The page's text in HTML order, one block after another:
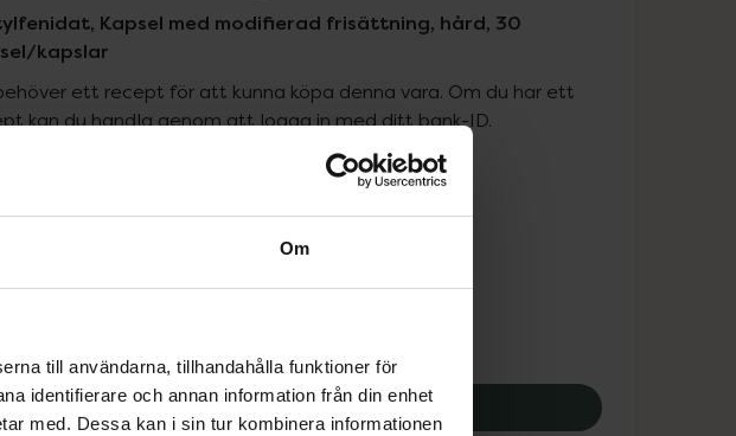
Om
till användarna, tillhandahålla funktioner för
identifierare och annan information från din enhet
med. Dessa kan i sin tur kombinera informationen
Kapsel med modifierad frisättning, hård, 30
kapslar
ett recept för att kunna köpa denna vara. Om du har ett
kan du handla genom att logga in med ditt bank-ID.
337,44 kr
Köp via ditt recept